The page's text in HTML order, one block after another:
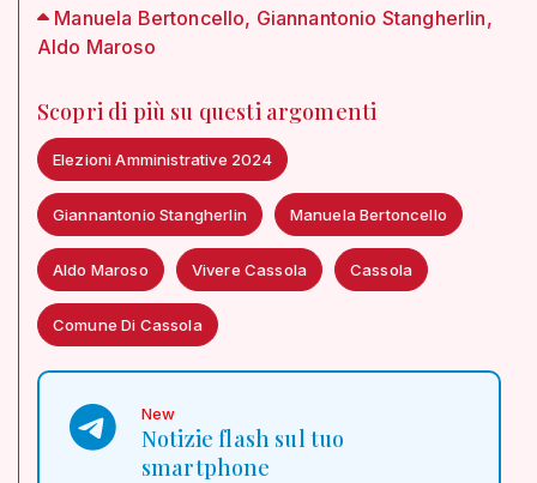
Manuela Bertoncello, Giannantonio Stangherlin,
Aldo Maroso
Scopri di più su questi argomenti
Elezioni Amministrative 2024
Giannantonio Stangherlin Manuela Bertoncello
Aldo Maroso Vivere Cassola Cassola
Comune Di Cassola
New
Notizie flash sul tuo
smartphone